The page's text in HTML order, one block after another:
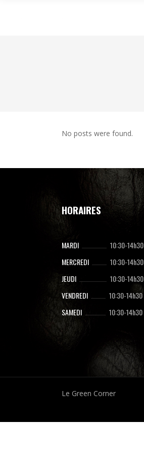
No posts were found.
HORAIRES
MARDI 10:30-14h30
MERCREDI
10:30-14h30
JEUDI
10:30-14h30
VENDREDI
10:30-14h30
SAMEDI
10:30-14h30
Le Green Corner